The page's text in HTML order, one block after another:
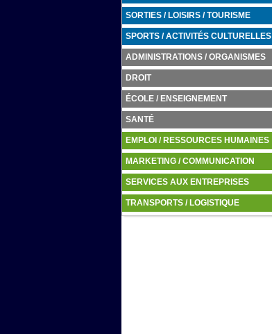
SORTIES / LOISIRS / TOURISME
SPORTS / ACTIVITÉS CULTURELLES
ADMINISTRATIONS / ORGANISMES
DROIT
ÉCOLE / ENSEIGNEMENT
SANTÉ
EMPLOI / RESSOURCES HUMAINES
MARKETING / COMMUNICATION
SERVICES AUX ENTREPRISES
TRANSPORTS / LOGISTIQUE